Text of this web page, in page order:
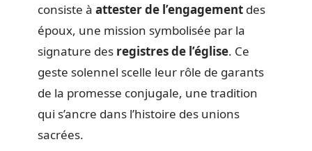
consiste à attester de l’engagement des
époux, une mission symbolisée par la
signature des registres de l’église. Ce
geste solennel scelle leur rôle de garants
de la promesse conjugale, une tradition
qui s’ancre dans l’histoire des unions
sacrées.